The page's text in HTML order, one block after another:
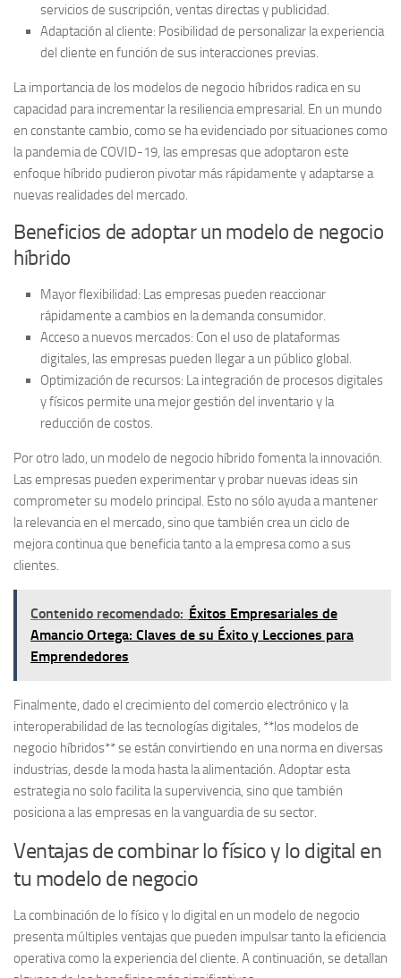
servicios de suscripción, ventas directas y publicidad.
Adaptación al cliente: Posibilidad de personalizar la experiencia
del cliente en función de sus interacciones previas.
Laimportanciade los modelos de negocio híbridos radica en su
capacidad paraincrementar la resiliencia empresarial. En un mundo
en constante cambio, como se ha evidenciado por situaciones como
la pandemia de COVID-19, las empresas que adoptaron este
enfoque híbrido pudieron pivotar más rápidamente y adaptarse a
nuevas realidades del mercado.
Beneficios de adoptar un modelo de negocio
híbrido
Mayor flexibilidad: Las empresas pueden reaccionar
rápidamente a cambios en la demanda consumidor.
Acceso a nuevos mercados: Con el uso de plataformas
digitales, las empresas pueden llegar a un público global.
Optimización de recursos: La integración de procesos digitales
y físicos permite una mejor gestión del inventario y la
reducción de costos.
Por otro lado, un modelo de negocio híbrido fomenta lainnovación.
Las empresas pueden experimentar y probar nuevas ideas sin
comprometer su modelo principal. Esto no sólo ayuda a mantener
la relevancia en el mercado, sino que también crea un ciclo de
mejora continua que beneficia tanto a la empresa como a sus
clientes.
Contenido recomendado: Éxitos Empresariales de
Amancio Ortega: Claves de su Éxito y Lecciones para
Emprendedores
Finalmente, dado el crecimiento del comercio electrónico y la
interoperabilidad de las tecnologías digitales, **los modelos de
negocio híbridos** se están convirtiendo en una norma en diversas
industrias, desde la moda hasta la alimentación. Adoptar esta
estrategia no solo facilita la supervivencia, sino que también
posiciona a las empresas en la vanguardia de su sector.
Ventajas de combinar lo físico y lo digital en
tu modelo de negocio
La combinación de lo físico y lo digital en un modelo de negocio
presenta múltiples ventajas que pueden impulsar tanto la eficiencia
operativa como la experiencia del cliente. A continuación, se detallan